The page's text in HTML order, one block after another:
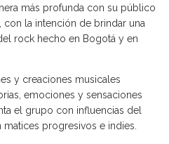
más profunda con su público
la intención de brindar una
rock hecho en Bogotá y en
y creaciones musicales
emociones y sensaciones
el grupo con influencias del
progresivos e indies.